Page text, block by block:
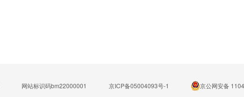
网站标识码bm22000001 京ICP备05004093号-1
京公网安备